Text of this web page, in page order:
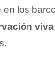
en los